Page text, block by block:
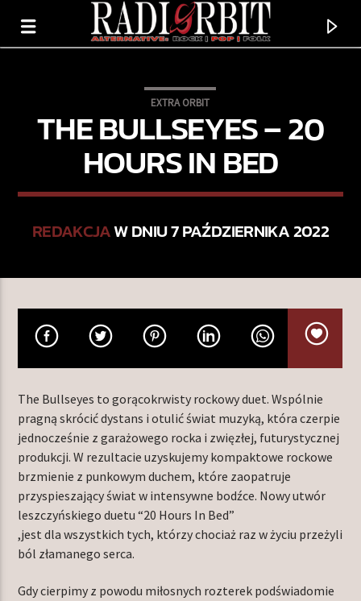
WORDS FELL OUT
GOAT GIRL
TERAZ W RAMÓWCE
INDIE ORBIT WEEKEND
08:00 10:00
NASTĘPNIE W RAMÓWCE
LIGHT ORBIT WEEKEND
10:00 12:00
EXTRA ORBIT
THE BULLSEYES – 20
HOURS IN BED
REDAKCJAW DNIU 7 PAŹDZIERNIKA 2022
The Bullseyes to gorącokrwisty rockowy duet. Wspólnie
pragną skrócić dystans i otulić świat muzyką, która czerpie
jednocześnie z garażowego rocka i zwięzłej, futurystycznej
produkcji. W rezultacie uzyskujemy kompaktowe rockowe
brzmienie z punkowym duchem, które zaopatruje
przyspieszający świat w intensywne bodźce. Nowy utwór
leszczyńskiego duetu “20 Hours In Bed”
,jest dla wszystkich tych, którzy chociaż raz w życiu przeżyli
ból złamanego serca.
Gdy cierpimy z powodu miłosnych rozterek podświadomie